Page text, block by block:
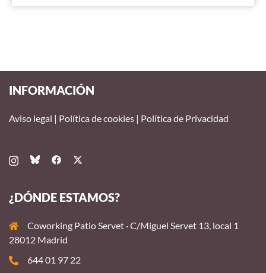
INFORMACIÓN
Aviso legal | Política de cookies | Política de Privacidad
¿DÓNDE ESTAMOS?
Coworking Patio Servet · C/Miguel Servet 13, local 1
28012 Madrid
644 01 97 22